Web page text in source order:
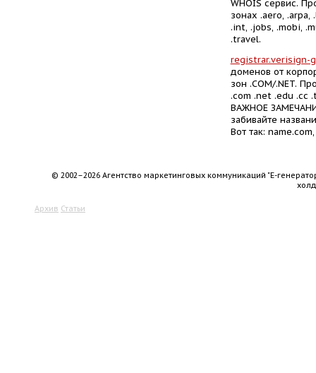
WHOIS сервис.
зонах .aero, .arpa,
.int, .jobs, .mobi,
.travel.
registrar.verisign-
доменов от
зон .COM/.NET.
.com .net .edu .cc
ВАЖНОЕ
забивайте
Вот так:
© 2002–2026 Агентство маркетинговых коммуникаций "Е-
Архив Статьи